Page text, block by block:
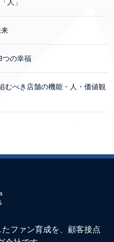
人」
つの幸福
むべき店舗の機能・人・価値観
ファン育成を、顧客接点